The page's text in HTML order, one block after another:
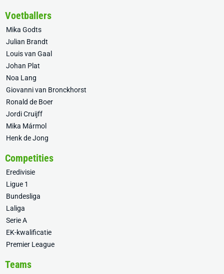
Voetballers
Mika Godts
Julian Brandt
Louis van Gaal
Johan Plat
Noa Lang
Giovanni van Bronckhorst
Ronald de Boer
Jordi Cruijff
Mika Mármol
Henk de Jong
Competities
Eredivisie
Ligue 1
Bundesliga
Laliga
Serie A
EK-kwalificatie
Premier League
Teams